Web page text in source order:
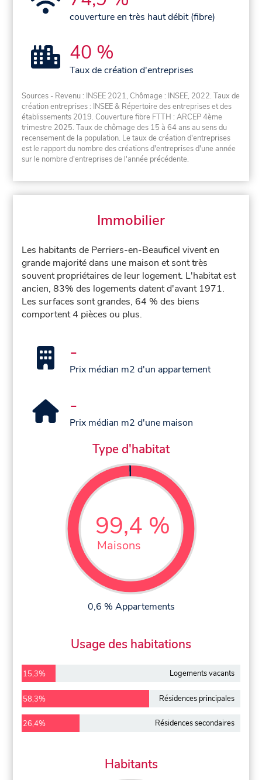
couverture en très haut débit (fibre)
40 %
Taux de création d'entreprises
Sources - Revenu : INSEE 2021, Chômage : INSEE, 2022. Taux de
création entreprises : INSEE & Répertoire des entreprises et des
établissements 2019. Couverture fibre FTTH : ARCEP 4ème
trimestre 2025. Taux de chômage des 15 à 64 ans au sens du
recensement de la population. Le taux de création d'entreprises
est le rapport du nombre des créations d'entreprises d'une année
sur le nombre d'entreprises de l'année précédente.
Immobilier
Les habitants de Perriers-en-Beauficel vivent en
grande majorité dans une maison et sont très
souvent propriétaires de leur logement. L'habitat est
ancien, 83% des logements datent d'avant 1971.
Les surfaces sont grandes, 64 % des biens
comportent 4 pièces ou plus.
-
Prix médian m2 d'un appartement
-
Prix médian m2 d'une maison
Type d'habitat
99,4 %
Maisons
0,6 % Appartements
Usage des habitations
15,3% Logements vacants
58,3% Résidences principales
26,4% Résidences secondaires
Habitants